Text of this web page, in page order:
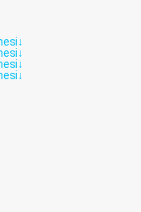
↓
↓
↓
↓